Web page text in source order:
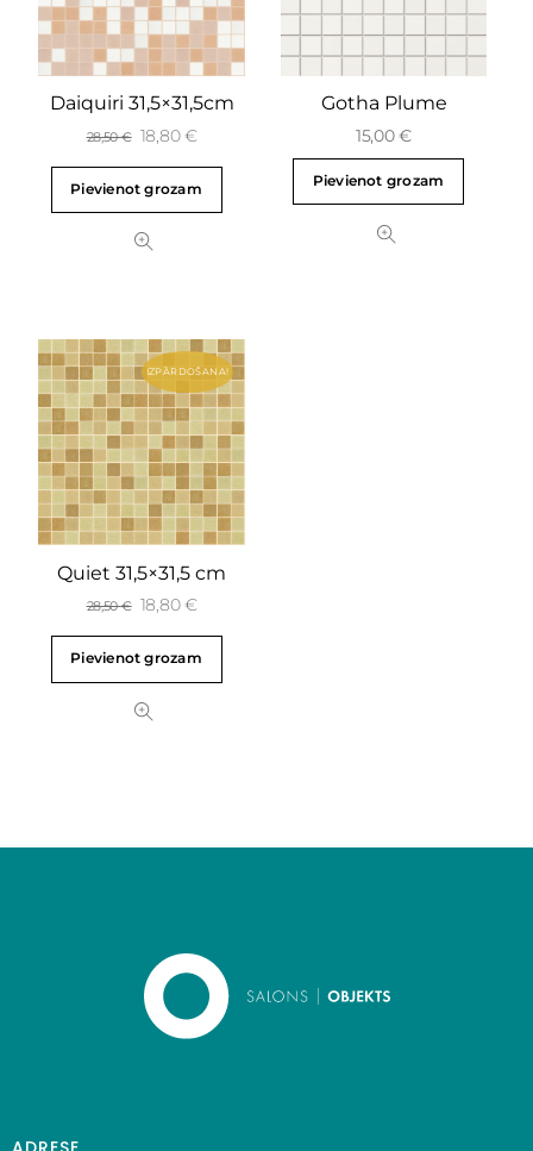
Daiquiri 31,5×31,5cm
28,50€ 18,80€
Pievienot grozam
Gotha Plume
15,00€
Pievienot grozam
IZPĀRDOŠANA!
Quiet 31,5×31,5 cm
28,50€ 18,80€
Pievienot grozam